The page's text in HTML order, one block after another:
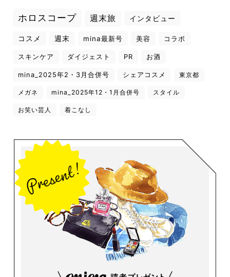
ホロスコープ 週末旅 インタビュー
コスメ 週末 mina最新号 美容 コラボ
スキンケア ダイジェスト PR お酒
mina_2025年2・3月合併号 シェアコスメ 東京都
メガネ mina_2025年12・1月合併号 スタイル
お笑い芸人 着こなし